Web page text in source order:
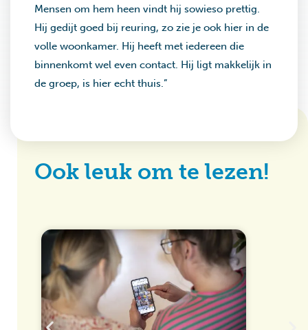
Mensen om hem heen vindt hij sowieso prettig.
Hij gedijt goed bij reuring, zo zie je ook hier in de
volle woonkamer. Hij heeft met iedereen die
binnenkomt wel even contact. Hij ligt makkelijk in
de groep, is hier echt thuis.”
Ook leuk om te lezen!